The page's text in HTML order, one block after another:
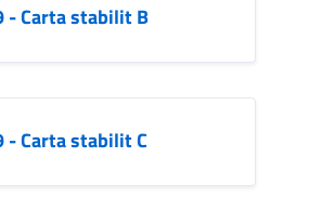
- Carta stabilit B
- Carta stabilit C